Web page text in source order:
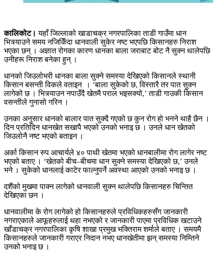
कालिकोट। यहाँ जिल्लाको खाडाचक्र नगरपालिका ताडी गाउँमा धान
भित्र्याउने समय नजिकिँदा धानवाली सुकेर नष्ट भएपछि किसानहरु निराश
भएका छन् । अज्ञात रोगका कारण धानका बाला जराबाट बोट नै सुक्न थालेपछि
उनीहरू निराश बनेका हुन् ।
धानको जिउलोभरी धानका बाला सुक्ने समस्या देखिएको किसानले स्थानी
किसान बसन्ती विकले वताइन । ‘बाला सुकेको छ, विस्तारै तर पात सुक्न
लागेको छ । भित्र्याउन नपाउँदै खेतमै पराल भइसक्यो,’ ताडी गाउकी किसान
वसन्तीले गुनासो गरिन ।
उनका अनुसार धानको बालार पात सुक्दै गएको छ कुन रोग हो भनने थाहै छैन ।
दिन प्रतिदिन धानखेत सखापै भएको उनको भनाइ छ । उनले धान खेतको
जिउलोनै नष्ट भएको बताइन ।
अर्का किसान रुप आचार्यले ४० पाथी खेतमा भएको धानबालीमा रोग लागेर नष्ट
भएको बताए । ‘खेतको बीच–बीचमा धान सुक्ने समस्या देखिएको छ,’ उनले
भने । सुकेको धानलाई काटेर फाल्नुपर्ने अवस्था आएको उनको भनाइ छ ।
दशैंको मुखमा पाक्न लागेको धानवाली सुक्न थालेपछि किसानहरु चिन्तित
देखिएका छन ।
धानवालीमा के रोग लागेको हो किसानहरुले प्रविधिकहरुसँग जानकारी
नगराएकाले आफूहरुलाई थहा नभएको र जानकारी पाएमा प्रविधिक खटाउने
खाँडाचक्र नगरपालिका कृषि शाखा प्रमुख भक्तिराम शर्माले बताए । समयमै
किसानहरुले जानकारी गराएर निदान नभए धानखेतीमा झन् समस्या निम्तिने
उनको भनाइ छ ।